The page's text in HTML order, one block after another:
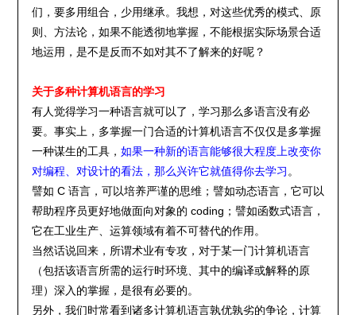
们，要多用组合，少用继承。我想，对这些优秀的模式、原
则、方法论，如果不能透彻地掌握，不能根据实际场景合适
地运用，是不是反而不如对其不了解来的好呢？
关于多种计算机语言的学习
有人觉得学习一种语言就可以了，学习那么多语言没有必
要。事实上，多掌握一门合适的计算机语言不仅仅是多掌握
一种谋生的工具， 如果一种新的语言能够很大程度上改变你
对编程、对设计的看法，那么兴许它就值得你去学习 。
譬如 C 语言，可以培养严谨的思维；譬如动态语言，它可以
帮助程序员更好地做面向对象的 coding；譬如函数式语言，
它在工业生产、运算领域有着不可替代的作用。
当然话说回来，所谓术业有专攻，对于某一门计算机语言
（包括该语言所需的运行时环境、其中的编译或解释的原
理）深入的掌握，是很有必要的。
另外，我们时常看到诸多计算机语言孰优孰劣的争论，计算